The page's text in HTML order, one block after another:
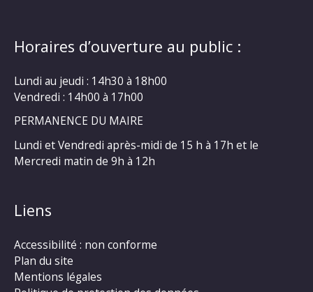
Horaires d’ouverture au public :
Lundi au jeudi : 14h30 à 18h00
Vendredi : 14h00 à 17h00
PERMANENCE DU MAIRE
Lundi et Vendredi après-midi de 15 h à 17h et le
Mercredi matin de 9h à 12h
Liens
Accessibilité : non conforme
Plan du site
Mentions légales